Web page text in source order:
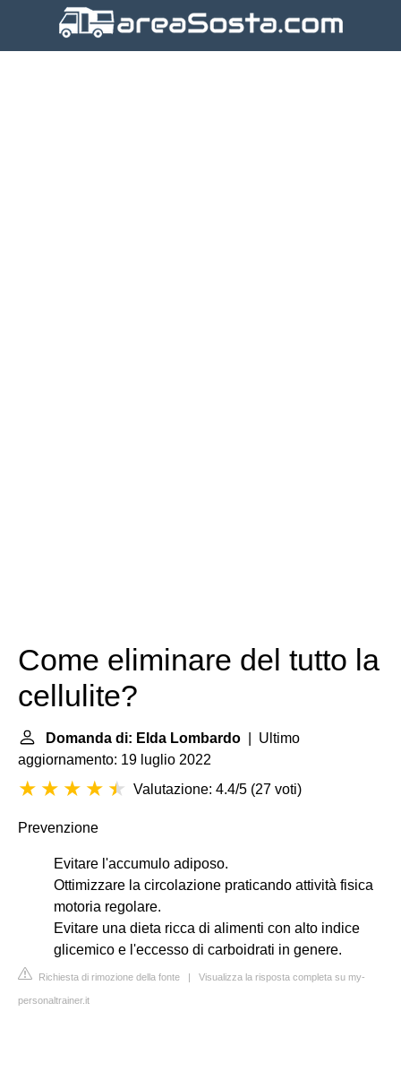
Come eliminare del tutto la
cellulite?
Domanda di: Elda Lombardo | Ultimo
aggiornamento: 19 luglio 2022
Valutazione: 4.4/5 (27 voti)
Prevenzione
Evitare l'accumulo adiposo.
Ottimizzare la circolazione praticando attività fisica
motoria regolare.
Evitare una dieta ricca di alimenti con alto indice
glicemico e l'eccesso di carboidrati in genere.
Richiesta di rimozione della fonte | Visualizza la risposta completa su my-
personaltrainer.it